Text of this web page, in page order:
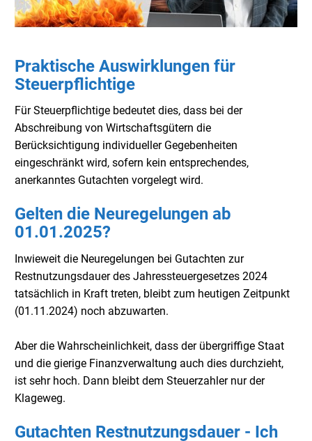
Praktische Auswirklungen für
Steuerpflichtige
Für Steuerpflichtige bedeutet dies, dass bei der
Abschreibung von Wirtschaftsgütern die
Berücksichtigung individueller Gegebenheiten
eingeschränkt wird, sofern kein entsprechendes,
anerkanntes Gutachten vorgelegt wird.
Gelten die Neuregelungen ab
01.01.2025?
Inwieweit die Neuregelungen bei Gutachten zur
Restnutzungsdauer des Jahressteuergesetzes 2024
tatsächlich in Kraft treten, bleibt zum heutigen Zeitpunkt
(01.11.2024) noch abzuwarten.
Aber die Wahrscheinlichkeit, dass der übergriffige Staat
und die gierige Finanzverwaltung auch dies durchzieht,
ist sehr hoch. Dann bleibt dem Steuerzahler nur der
Klageweg.
Gutachten Restnutzungsdauer - Ich